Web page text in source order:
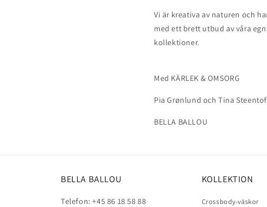
Vi är kreativa av naturen och
med ett brett utbud av våra
kollektioner.
Med KÄRLEK & OMSORG
Pia Grønlund och Tina
BELLA BALLOU
BELLA BALLOU
Telefon: +45 86 18 58 88
KOLLEKTION
Crossbody-väskor